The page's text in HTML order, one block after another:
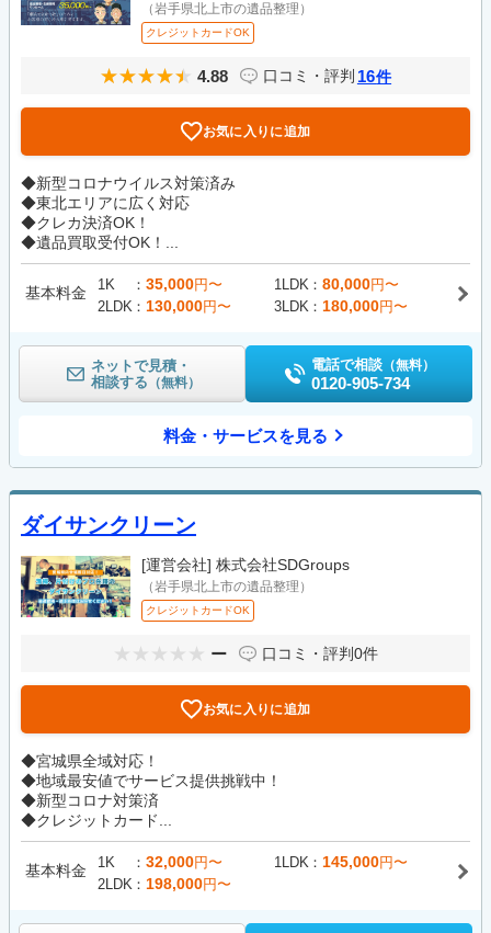
（岩手県北上市の遺品整理）
クレジットカードOK
4.88 口コミ・評判 16件
お気に入りに追加
◆新型コロナウイルス対策済み
◆東北エリアに広く対応
◆クレカ決済OK！
◆遺品買取受付OK！...
基本料金 1K 35,000円〜 1LDK 80,000円〜
2LDK
130,000円〜 3LDK 180,000円〜
ネットで見積・
相談する （無料）
電話で相談 （無料）
0120-905-734
料金・サービスを見る
ダイサンクリーン
[運営会社] 株式会社SDGroups
（岩手県北上市の遺品整理）
クレジットカードOK
ー 口コミ・評判0件
お気に入りに追加
◆宮城県全域対応！
◆地域最安値でサービス提供挑戦中！
◆新型コロナ対策済
◆クレジットカード...
基本料金 1K 32,000円〜 1LDK 145,000円〜
2LDK
198,000円〜